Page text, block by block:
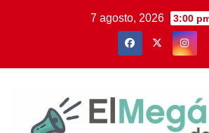
7 agosto, 2026 3:00